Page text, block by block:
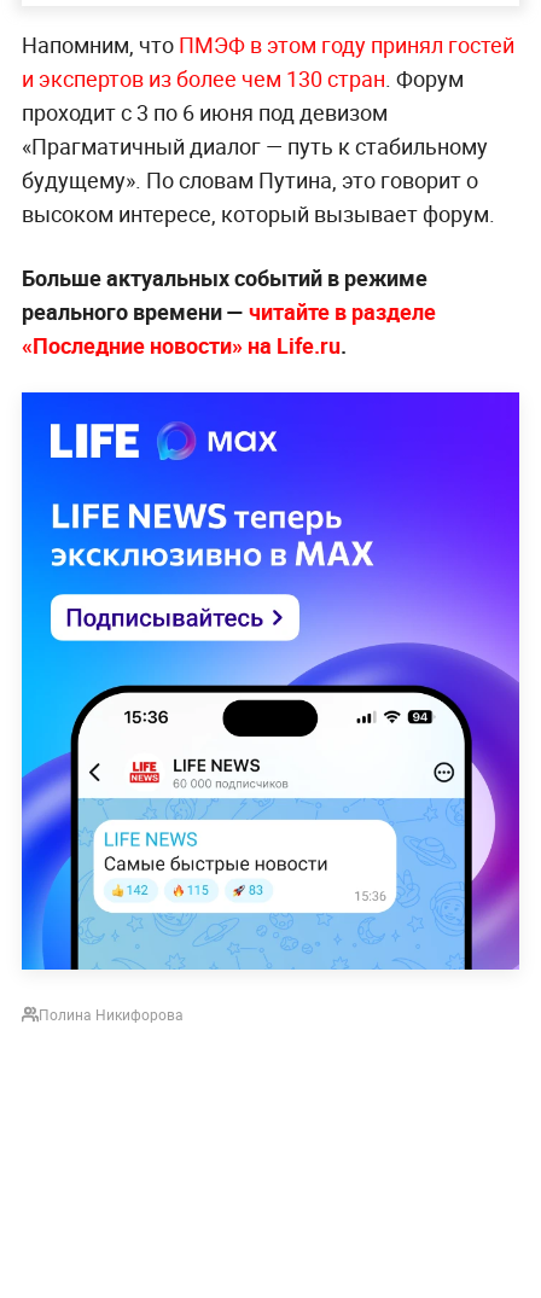
Напомним, что ПМЭФ в этом году принял гостей
и экспертов из более чем 130 стран. Форум
проходит с 3 по 6 июня под девизом
«Прагматичный диалог — путь к стабильному
будущему». По словам Путина, это говорит о
высоком интересе, который вызывает форум.
Больше актуальных событий в режиме
реального времени — читайте в разделе
«Последние новости» на Life.ru.
Полина Никифорова